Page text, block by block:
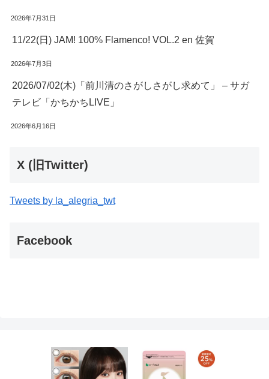
2026年7月31日
11/22(日) JAM! 100% Flamenco! VOL.2 en 佐賀
2026年7月3日
2026/07/02(木)「前川清のさがしさがし求めて」 – サガ
テレビ「かちかちLIVE」
2026年6月16日
X (旧Twitter)
Tweets by la_alegria_twt
Facebook